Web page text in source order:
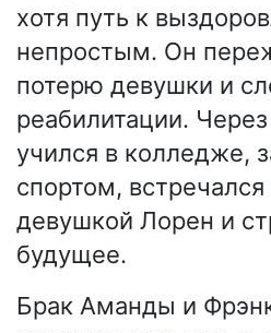
хотя путь к
непростым. Он
потерю девушки и
реабилитации.
учился в колледже,
спортом, встречался
девушкой Лорен и
будущее.
Брак Аманды и